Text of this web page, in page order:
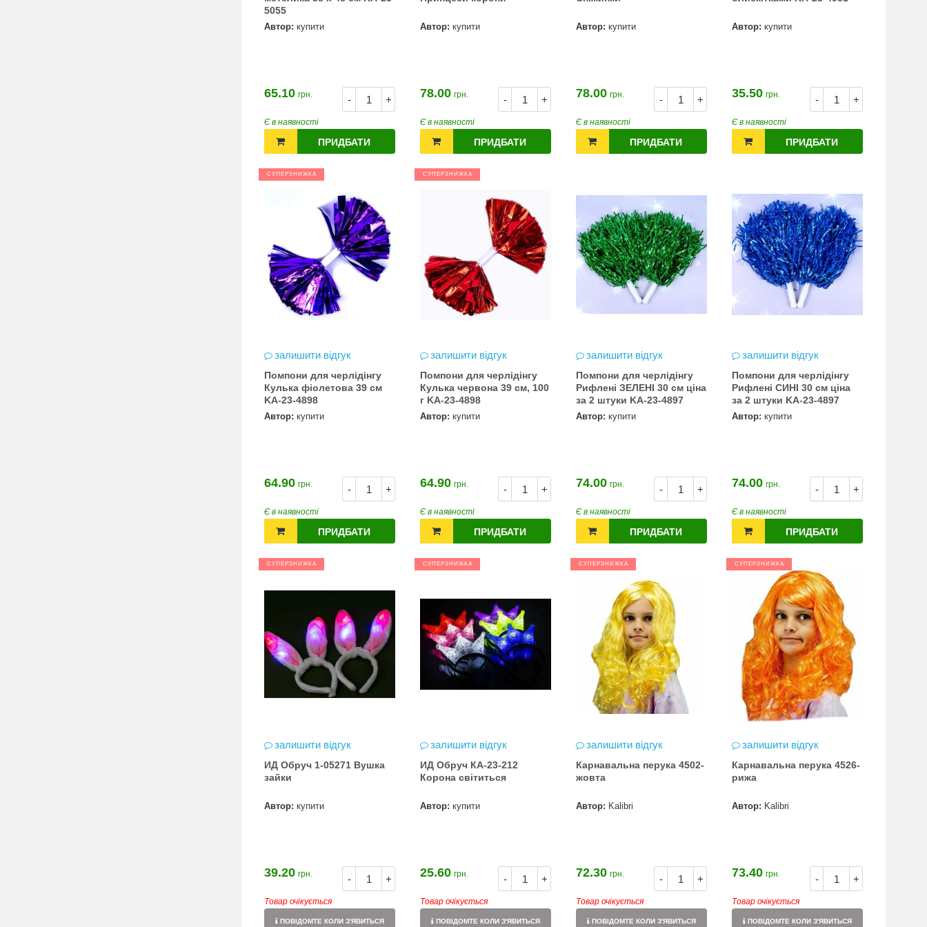
телефону Сторінка
5055
Автор: купити
- +
65.10 грн.
Є в наявності
ПРИДБАТИ
Автор: купити
- +
78.00 грн.
Є в наявності
ПРИДБАТИ
Автор: купити
- +
78.00 грн.
Є в наявності
ПРИДБАТИ
Автор: купити
- +
35.50 грн.
Є в наявності
ПРИДБАТИ
СУПЕРЗНИЖКА
залишити відгук
Помпони для черлідінгу
Кулька фіолетова 39 см
KA-23-4898
Автор: купити
- +
64.90 грн.
Є в наявності
ПРИДБАТИ
СУПЕРЗНИЖКА
залишити відгук
Помпони для черлідінгу
Кулька червона 39 см, 100
г KA-23-4898
Автор: купити
- +
64.90 грн.
Є в наявності
ПРИДБАТИ
залишити відгук
Помпони для черлідінгу
Рифлені ЗЕЛЕНІ 30 см ціна
за 2 штуки KA-23-4897
Автор: купити
- +
74.00 грн.
Є в наявності
ПРИДБАТИ
залишити відгук
Помпони для черлідінгу
Рифлені СИНІ 30 см ціна
за 2 штуки KA-23-4897
Автор: купити
- +
74.00 грн.
Є в наявності
ПРИДБАТИ
СУПЕРЗНИЖКА
залишити відгук
ИД Обруч 1-05271 Вушка
зайки
Автор: купити
- +
39.20 грн.
Товар очікується
ПОВІДОМТЕ КОЛИ З'ЯВИТЬСЯ
СУПЕРЗНИЖКА
залишити відгук
ИД Обруч КА-23-212
Корона світиться
Автор: купити
- +
25.60 грн.
Товар очікується
ПОВІДОМТЕ КОЛИ З'ЯВИТЬСЯ
СУПЕРЗНИЖКА
залишити відгук
Карнавальна перука 4502-
жовта
Автор: Kalibri
- +
72.30 грн.
Товар очікується
ПОВІДОМТЕ КОЛИ З'ЯВИТЬСЯ
СУПЕРЗНИЖКА
залишити відгук
Карнавальна перука 4526-
рижа
Автор: Kalibri
- +
73.40 грн.
Товар очікується
ПОВІДОМТЕ КОЛИ З'ЯВИТЬСЯ